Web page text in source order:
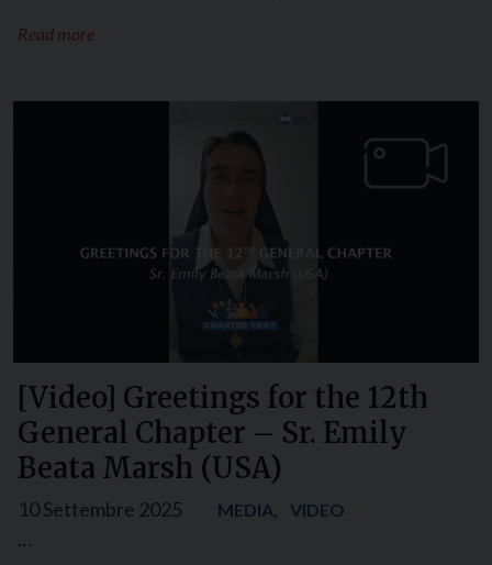
Read more
[Video] Greetings for the 12th
General Chapter – Sr. Emily
Beata Marsh (USA)
10 Settembre 2025 MEDIA, VIDEO
…